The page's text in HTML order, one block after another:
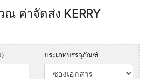
ณ ค่าจัดส่ง KERRY
) ประเภทบรรจุภัณฑ์